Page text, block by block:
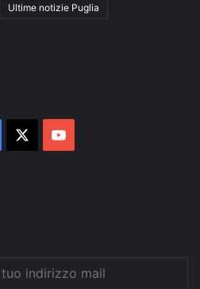
Ultime notizie Puglia
Facebook